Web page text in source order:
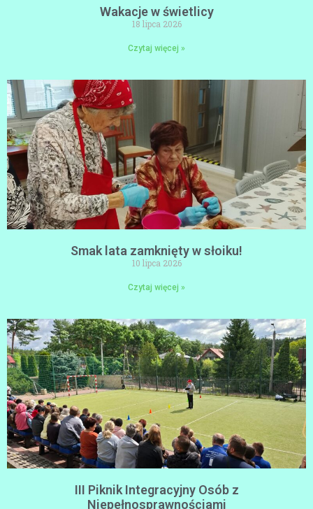
Wakacje w świetlicy
18 lipca 2026
Czytaj więcej »
Smak lata zamknięty w słoiku!
10 lipca 2026
Czytaj więcej »
III Piknik Integracyjny Osób z
Niepełnosprawnościami